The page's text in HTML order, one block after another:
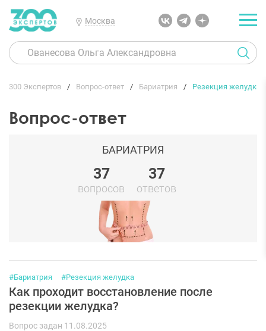
Москва
300 Экспертов Вопрос-ответ Бариатрия Резекция желудка
Вопрос-ответ
БАРИАТРИЯ
37
вопросов
37
ответов
#Бариатрия #Резекция желудка
Как проходит восстановление после
резекции желудка?
Вопрос задан 11.08.2025